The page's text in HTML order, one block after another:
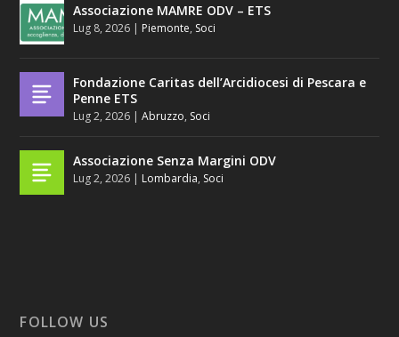
Associazione MAMRE ODV – ETS
Lug 8, 2026 | Piemonte, Soci
Fondazione Caritas dell’Arcidiocesi di Pescara e
Penne ETS
Lug 2, 2026 |Abruzzo, Soci
Associazione Senza Margini ODV
Lug 2, 2026 | Lombardia, Soci
FOLLOW US